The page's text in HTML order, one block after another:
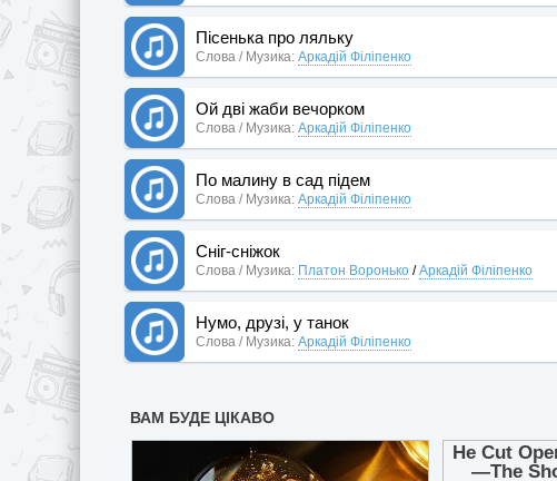
Пісенька про ляльку
Слова / Музика: Аркадій Філіпенко
Ой дві жаби вечорком
Слова / Музика: Аркадій Філіпенко
По малину в сад підем
Слова / Музика: Аркадій Філіпенко
Сніг-сніжок
Слова / Музика: Платон Воронько /Аркадій Філіпенко
Нумо, друзі, у танок
Слова / Музика: Аркадій Філіпенко